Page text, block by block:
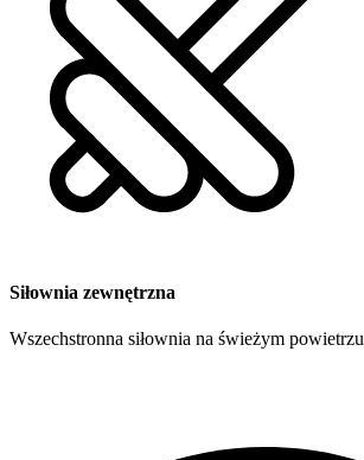
Siłownia zewnętrzna
Wszechstronna siłownia na świeżym powietrzu